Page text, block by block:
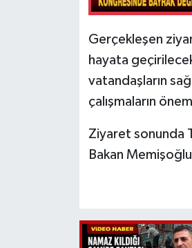
Gerçekleşen
hayata
vatandaşların
çalışmaların
Ziyaret sonunda
Bakan